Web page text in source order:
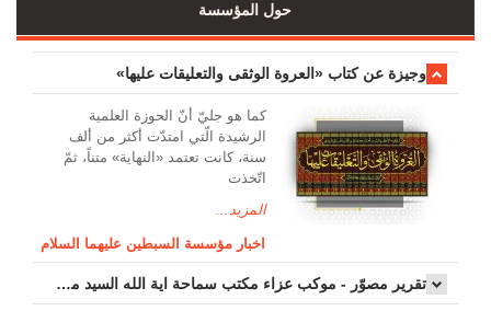
حول المؤسسة
وجیزة عن کتاب «العروة الوثقی والتعلیقات علیها»
کما هو جليّ أنّ الحوزة العلمیة
الرشیدة الّتي امتدّت أكثر من ألف
سنة، كانت تعتمد «النهاية» متناً، ثمّ
اتّخذت
المزيد...
اخبار مؤسسة السبطين عليهما السلام
تقرير مصوّر - موكب عزاء مکتب سماحة اية الله السيد مرتضى الموسوي الاصفهاني في يوم إستشهاد السيدة فاطم...